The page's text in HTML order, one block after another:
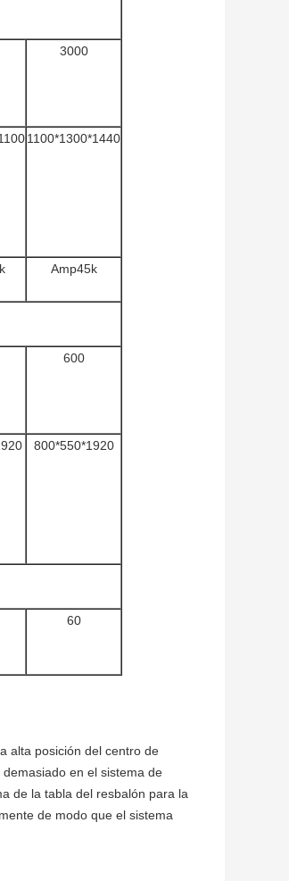
3000
1100*1300*1440
Amp45k
600
800*550*1920
60
alta posición del centro de
en el sistema de
de la tabla del resbalón para la
de modo que el sistema